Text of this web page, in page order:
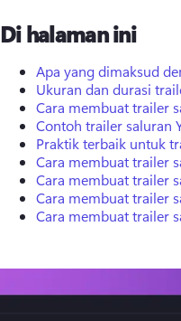
Di halaman ini
Apa yang dimaksud
Ukuran dan durasi
Cara membuat trailer
Contoh trailer saluran
Praktik terbaik untuk
Cara membuat trailer
Cara membuat trailer
Cara membuat trailer
Cara membuat trailer